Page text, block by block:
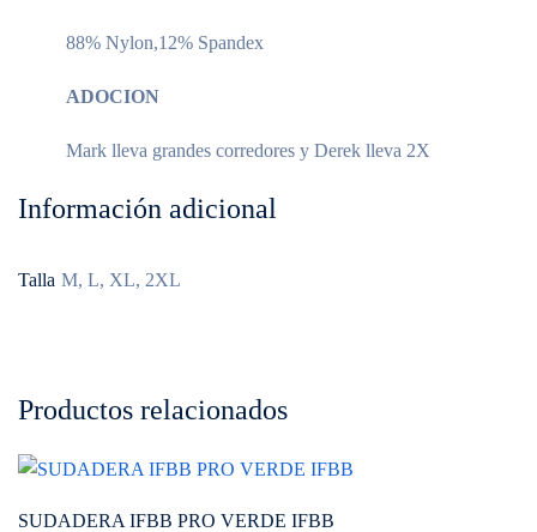
88% Nylon,12% Spandex
ADOCION
Mark lleva grandes corredores y Derek lleva 2X
Información adicional
Talla M, L, XL, 2XL
Productos relacionados
SUDADERA IFBB PRO VERDE IFBB